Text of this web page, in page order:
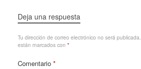
Deja una respuesta
Tu dirección de correo electrónico no será publicada.
están marcados con *
Comentario *